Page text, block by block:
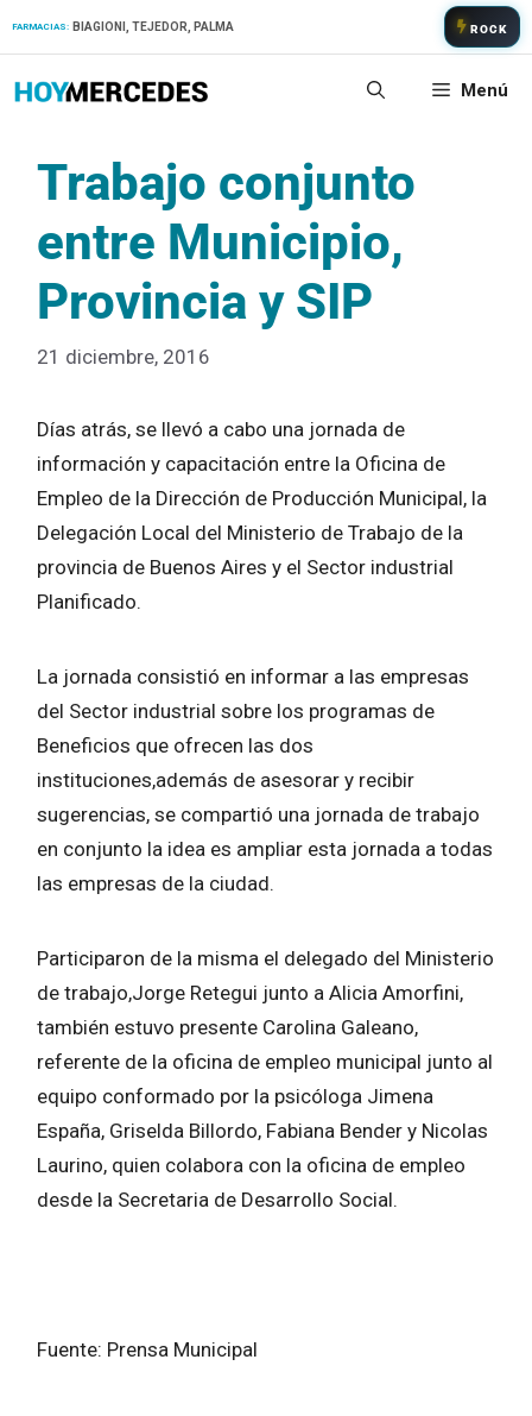
FARMACIAS: BIAGIONI, TEJEDOR, PALMA ROCK
Menú
Trabajo conjunto
entre Municipio,
Provincia y SIP
21 diciembre, 2016
Días atrás, se llevó a cabo una jornada de
información y capacitación entre la Oficina de
Empleo de la Dirección de Producción Municipal, la
Delegación Local del Ministerio de Trabajo de la
provincia de Buenos Aires y el Sector industrial
Planificado.
La jornada consistió en informar a las empresas
del Sector industrial sobre los programas de
Beneficios que ofrecen las dos
instituciones,además de asesorar y recibir
sugerencias, se compartió una jornada de trabajo
en conjunto la idea es ampliar esta jornada a todas
las empresas de la ciudad.
Participaron de la misma el delegado del Ministerio
de trabajo,Jorge Retegui junto a Alicia Amorfini,
también estuvo presente Carolina Galeano,
referente de la oficina de empleo municipal junto al
equipo conformado por la psicóloga Jimena
España, Griselda Billordo, Fabiana Bender y Nicolas
Laurino, quien colabora con la oficina de empleo
desde la Secretaria de Desarrollo Social.
Fuente: Prensa Municipal